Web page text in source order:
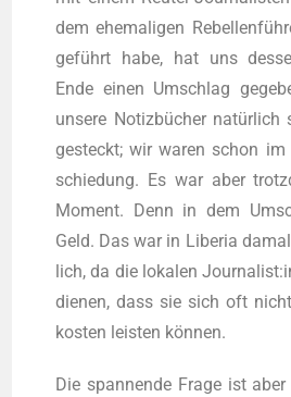
dem ehe­ma­li­gen
geführt habe, hat uns
Ende einen Umschlag
unse­re Notiz­bü­cher
ge­steckt; wir waren schon
schie­dung. Es war aber
Moment. Denn in dem
Geld. Das war in Libe­ria
lich, da die loka­len
die­nen, dass sie sich oft
kos­ten leis­ten können.
Die span­nen­de Fra­ge ist